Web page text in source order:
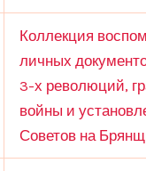
Коллекция
личных
3-х революций,
войны и
Советов на